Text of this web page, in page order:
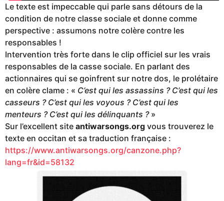
Le texte est impeccable qui parle sans détours de la
condition de notre classe sociale et donne comme
perspective : assumons notre colère contre les
responsables !
Intervention très forte dans le clip officiel sur les vrais
responsables de la casse sociale. En parlant des
actionnaires qui se goinfrent sur notre dos, le prolétaire
en colère clame : « C’est qui les assassins ? C’est qui les
casseurs ? C’est qui les voyous ? C’est qui les
menteurs ? C’est qui les délinquants ?»
Sur l’excellent site antiwarsongs.org vous trouverez le
texte en occitan et sa traduction française :
https://www.antiwarsongs.org/canzone.php?
lang=fr&id=58132